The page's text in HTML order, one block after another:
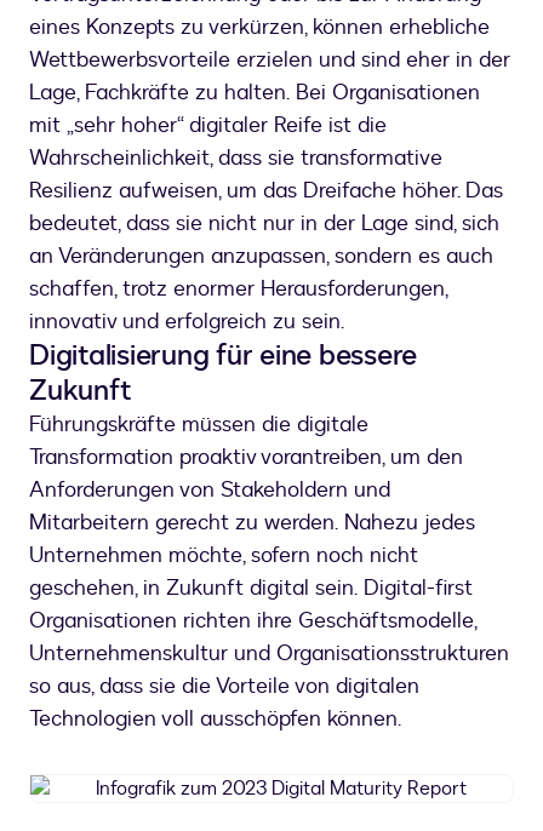
eines Konzepts zu verkürzen, können erhebliche
Wettbewerbsvorteile erzielen und sind eher in der
Lage, Fachkräfte zu halten. Bei Organisationen
mit „sehr hoher“ digitaler Reife ist die
Wahrscheinlichkeit, dass sie transformative
Resilienz aufweisen, um das Dreifache höher. Das
bedeutet, dass sie nicht nur in der Lage sind, sich
an Veränderungen anzupassen, sondern es auch
schaffen, trotz enormer Herausforderungen,
innovativ und erfolgreich zu sein.
Digitalisierung für eine bessere
Zukunft
Führungskräfte müssen die digitale
Transformation proaktiv vorantreiben, um den
Anforderungen von Stakeholdern und
Mitarbeitern gerecht zu werden. Nahezu jedes
Unternehmen möchte, sofern noch nicht
geschehen, in Zukunft digital sein. Digital-first
Organisationen richten ihre Geschäftsmodelle,
Unternehmenskultur und Organisationsstrukturen
so aus, dass sie die Vorteile von digitalen
Technologien voll ausschöpfen können.
Infografik